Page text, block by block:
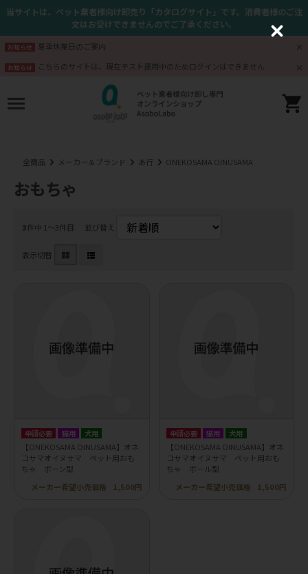
当サイトは、ペット業者様向け卸売り「カタログサイト」です。消費者様のご注
文はお受けできませんのでご了承ください。
お知らせ 夏季休業日のご案内
お知らせ こちらのサイトは、現在テスト運用中のためログインはできません
全商品 メーカー＆ブランド あ行 ONEKOSAMA OINUSAMA
おもちゃ
3件中 1〜3件目 並び替え
表示切替
申請必要 猫用 犬用
【ONEKOSAMA OINUSAMA】オネ
コサマオイヌサマ ペット用おも
ちゃ ボーン型
メーカー希望小売価格
1,500円
申請必要 猫用 犬用
【ONEKOSAMA OINUSAMA】オネ
コサマオイヌサマ ペット用おも
ちゃ ボール型
メーカー希望小売価格
1,500円
C